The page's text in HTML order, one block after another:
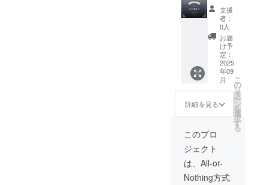
をお書
きくだ
さい
(会社
名・ハ
ンドル
ネーム
でも
可)。
ご支援
の順番
がその
まま掲
載順に
なりま
す(上位
枠内)。
掲載
不要の
アクリ
ルキー
ホル
ダーサ
イズ：
縦4x横
1.7x厚
0.3(cm)
Tシャツ
サイ
ズ：メ
ンズS・
M・L、
レ
ディー
スM・L
※備考欄
に掲載
ナー掲
載(サー
ビス存
続の限
り)■ ■オ
ンライ
ン通話
(2時
間)■ ア
クリル
キーホ
ル
ダー・T
シャツ
が不要
の方は
こちら
のライ
トプラ
ター】
■御礼の
メッ
セージ■
■デジタ
ル支援
証明書
(ブラッ
ク)■ ■オ
リジナ
ルAIデ
ザイン
アクリ
ルキー
ホル
ダー(1
個)■ ■オ
リジナ
ルAIデ
支援
者：
0人
お届
け予
定：
2025
年09
月
詳細を見る
こ
の
リ
タ
ー
ン
を
選
択
す
る
このプロ
ジェクト
は、All-or-
Nothing方式